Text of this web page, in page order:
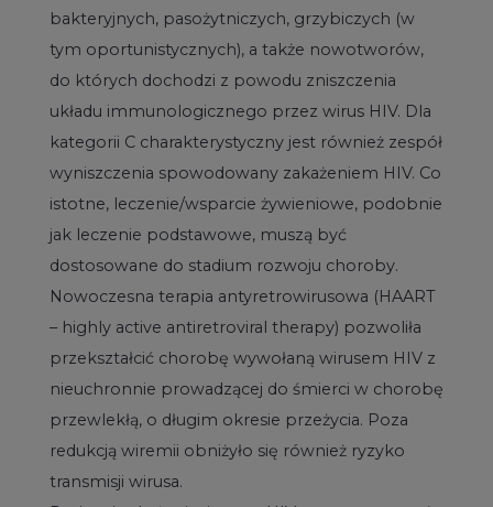
bakteryjnych, pasożytniczych, grzybiczych (w
tym oportunistycznych), a także nowotworów,
do których dochodzi z powodu zniszczenia
układu immunologicznego przez wirus HIV. Dla
kategorii C charakterystyczny jest również zespół
wyniszczenia spowodowany zakażeniem HIV. Co
istotne, leczenie/wsparcie żywieniowe, podobnie
jak leczenie podstawowe, muszą być
dostosowane do stadium rozwoju choroby.
Nowoczesna terapia antyretrowirusowa (HAART
– highly active antiretroviral therapy) pozwoliła
przekształcić chorobę wywołaną wirusem HIV z
nieuchronnie prowadzącej do śmierci w chorobę
przewlekłą, o długim okresie przeżycia. Poza
redukcją wiremii obniżyło się również ryzyko
transmisji wirusa.